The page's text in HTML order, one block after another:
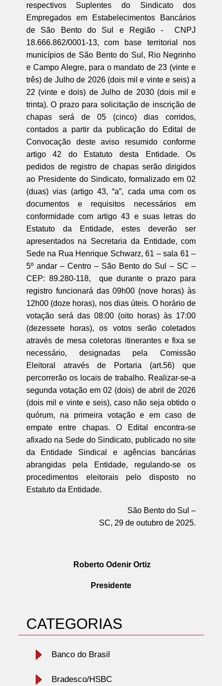
respectivos Suplentes do Sindicato dos
Empregados em Estabelecimentos Bancários
de São Bento do Sul e Região - CNPJ
18.666.862/0001-13, com base territorial nos
municípios de São Bento do Sul, Rio Negrinho
e Campo Alegre, para o mandato de 23 (vinte e
três) de Julho de 2026 (dois mil e vinte e seis) a
22 (vinte e dois) de Julho de 2030 (dois mil e
trinta). O prazo para solicitação de inscrição de
chapas será de 05 (cinco) dias corridos,
contados a partir da publicação do Edital de
Convocação deste aviso resumido conforme
artigo 42 do Estatuto desta Entidade. Os
pedidos de registro de chapas serão dirigidos
ao Presidente do Sindicato, formalizado em 02
(duas) vias (artigo 43, “a”, cada uma com os
documentos e requisitos necessários em
conformidade com artigo 43 e suas letras do
Estatuto da Entidade, estes deverão ser
apresentados na Secretaria da Entidade, com
Sede na Rua Henrique Schwarz, 61 – sala 61 –
5º andar – Centro – São Bento do Sul – SC –
CEP: 89.280-118, que durante o prazo para
registro funcionará das 09h00 (nove horas) às
12h00 (doze horas), nos dias úteis. O horário de
votação será das 08:00 (oito horas) às 17:00
(dezessete horas), os votos serão coletados
através de mesa coletoras itinerantes e fixa se
necessário, designadas pela Comissão
Eleitoral através de Portaria (art.56) que
percorrerão os locais de trabalho. Realizar-se-a
segunda votação em 02 (dois) de abril de 2026
(dois mil e vinte e seis), caso não seja obtido o
quórum, na primeira votação e em caso de
empate entre chapas. O Edital encontra-se
afixado na Sede do Sindicato, publicado no site
da Entidade Sindical e agências bancárias
abrangidas pela Entidade, regulando-se os
procedimentos eleitorais pelo disposto no
Estatuto da Entidade.
São Bento do Sul –
SC, 29 de outubro de 2025.
Roberto Odenir Ortiz
Presidente
CATEGORIAS
Banco do Brasil
Bradesco/HSBC